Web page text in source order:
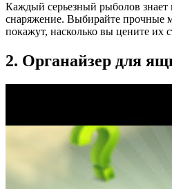
Каждый серьезный рыболов
снаряжение. Выбирайте прочные
покажут, насколько вы цените их
2. Органайзер для